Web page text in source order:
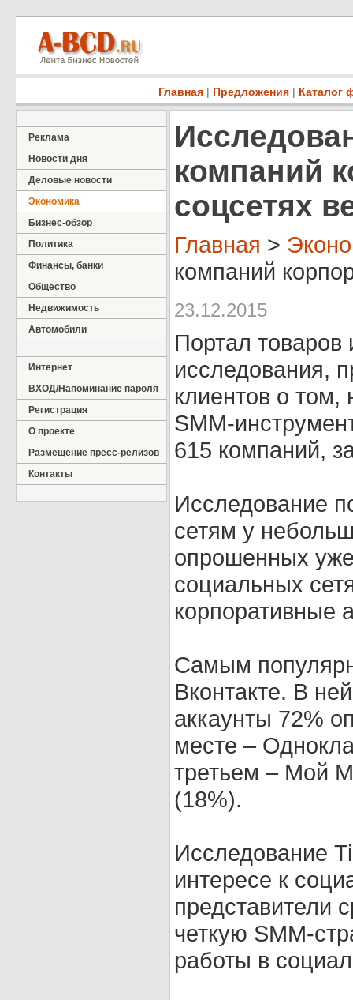
Главная | Предложения | Каталог
Реклама
Новости дня
Деловые новости
Экономика
Бизнес-обзор
Политика
Финансы, банки
Общество
Недвижимость
Автомобили
Интернет
ВХОД/Напоминание пароля
Регистрация
О проекте
Размещение пресс-релизов
Контакты
компаний
соцсетях
Главная >
компаний
23.12.2015
Портал товаров
исследования,
клиентов о том,
SMM-
615 компаний,
Исследование
сетям у
опрошенных
социальных
корпоративные
Самым
Вконтакте. В
аккаунты 72%
месте –
третьем – Мой
(18%).
Исследование
интересе к
представители
четкую SMM-
работы в